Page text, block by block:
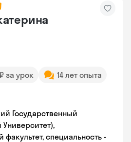
за урок
14 лет опыта
Государственный
специальность -